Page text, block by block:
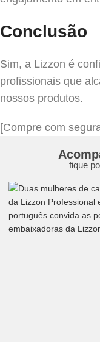
Conclusão
Sim, a Lizzon é
profissionais que
nossos produtos.
[Compre com
fique